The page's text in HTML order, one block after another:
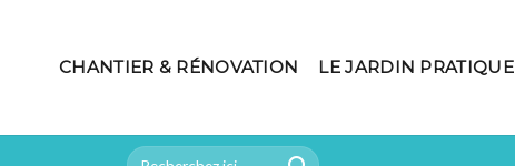
CHANTIER & RÉNOVATION LE JARDIN PRATIQUE